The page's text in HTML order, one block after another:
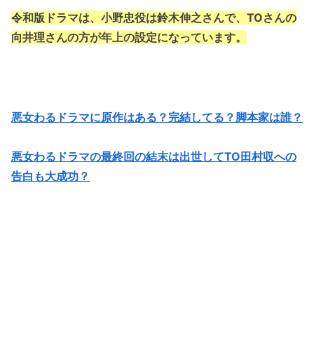
令和版ドラマは、小野忠役は鈴木伸之さんで、TOさんの
向井理さんの方が年上の設定になっています。
悪女わるドラマに原作はある？完結してる？脚本家は誰？
悪女わるドラマの最終回の結末は出世してTO田村収への
告白も大成功？